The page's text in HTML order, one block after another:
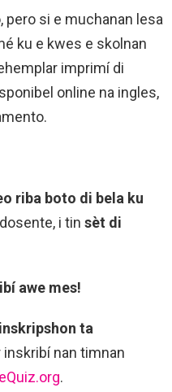
pero si e muchanan lesa
ku e kwes e skolnan
imprimí di
online na ingles,
riba boto di bela ku
i tin sèt di
awe mes!
inskripshon ta
inskribí nan timnan
.